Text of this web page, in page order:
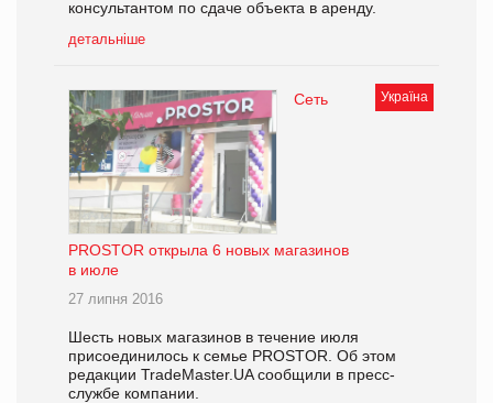
консультантом по сдаче объекта в аренду.
детальніше
Україна
Cеть
PROSTOR открыла 6 новых магазинов
в июле
27 липня 2016
Шесть новых магазинов в течение июля
присоединилось к семье PROSTOR. Об этом
редакции TradeMaster.UA сообщили в пресс-
службе компании.